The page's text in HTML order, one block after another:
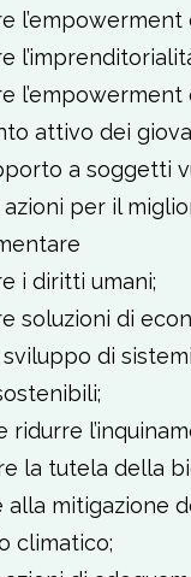
l’empowerment
l’empowerment
attivo dei
a soggetti
per il
i diritti umani;
soluzioni di
di
ridurre
la tutela della
alla mitigazione
climatico;